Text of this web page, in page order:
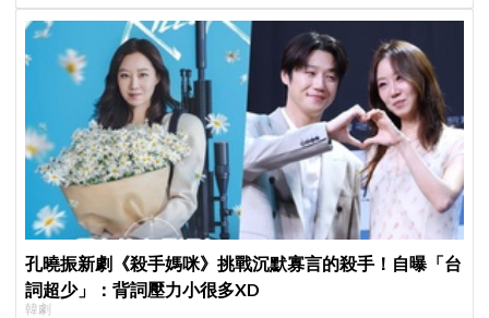
孔曉振新劇《殺手媽咪》挑戰沉默寡言的殺手！自曝「台
詞超少」：背詞壓力小很多XD
韓劇